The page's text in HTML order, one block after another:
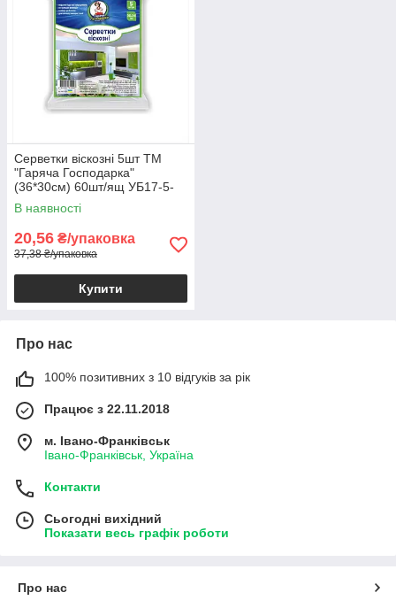
Серветки віскозні 5шт ТМ
"Гаряча Господарка"
(36*30см) 60шт/ящ УБ17-5-
09 19824
В наявності
20,56 ₴/упаковка
37,38 ₴/упаковка
Купити
Про нас
100% позитивних з 10 відгуків за рік
Працює з 22.11.2018
м. Івано-Франківськ
Івано-Франківськ, Україна
Контакти
Сьогодні вихідний
Показати весь графік роботи
Про нас